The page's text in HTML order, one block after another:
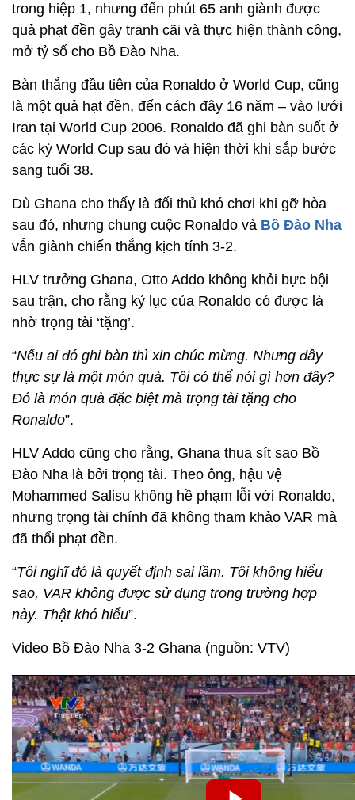
trong hiệp 1, nhưng đến phút 65 anh giành được
quả phạt đền gây tranh cãi và thực hiện thành công,
mở tỷ số cho Bồ Đào Nha.
Bàn thắng đầu tiên của Ronaldo ở World Cup, cũng
là một quả hạt đền, đến cách đây 16 năm – vào lưới
Iran tại World Cup 2006. Ronaldo đã ghi bàn suốt ở
các kỳ World Cup sau đó và hiện thời khi sắp bước
sang tuổi 38.
Dù Ghana cho thấy là đối thủ khó chơi khi gỡ hòa
sau đó, nhưng chung cuộc Ronaldo và Bồ Đào Nha
vẫn giành chiến thắng kịch tính 3-2.
HLV trưởng Ghana, Otto Addo không khỏi bực bội
sau trận, cho rằng kỷ lục của Ronaldo có được là
nhờ trọng tài ‘tặng’.
“Nếu ai đó ghi bàn thì xin chúc mừng. Nhưng đây
thực sự là một món quà. Tôi có thể nói gì hơn đây?
Đó là món quà đặc biệt mà trọng tài tặng cho
Ronaldo”.
HLV Addo cũng cho rằng, Ghana thua sít sao Bồ
Đào Nha là bởi trọng tài. Theo ông, hậu vệ
Mohammed Salisu không hề phạm lỗi với Ronaldo,
nhưng trọng tài chính đã không tham khảo VAR mà
đã thổi phạt đền.
“Tôi nghĩ đó là quyết định sai lầm. Tôi không hiểu
sao, VAR không được sử dụng trong trường hợp
này. Thật khó hiểu”.
Video Bồ Đào Nha 3-2 Ghana (nguồn: VTV)